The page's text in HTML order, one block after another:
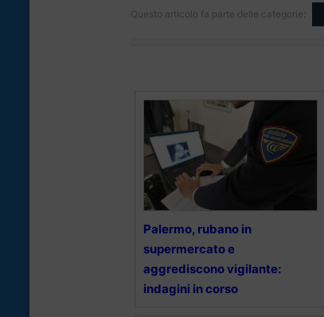
Questo articolo fa parte delle categorie:
Palermo, rubano in
supermercato e
aggrediscono vigilante:
indagini in corso